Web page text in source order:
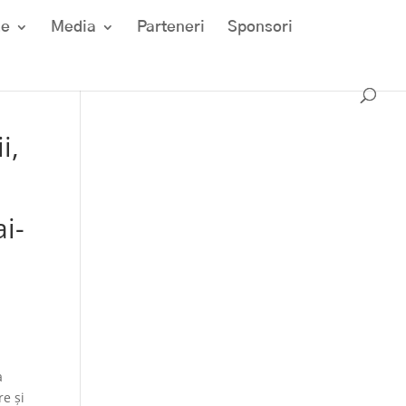
Media Parteneri Sponsori
și